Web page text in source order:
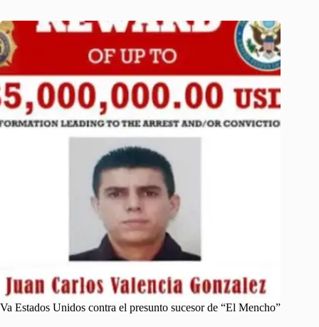
Va Estados Unidos contra el presunto sucesor de “El Mencho”